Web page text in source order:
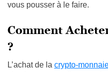
vous pousser à le faire.
Comment
?
L’achat de la crypto-